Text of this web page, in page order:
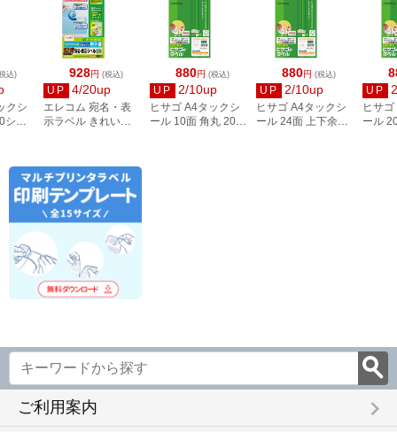
928円 (税込)
UP 4/20up
エレコム 宛名・表
示ラベル きれい貼
880円 (税込)
UP 2/10up
ヒサゴ A4タックシ
ール 10面 角丸 20シ
880円 (税込)
UP 2/10up
ヒサゴ A4タックシ
ール 24面 上下余白
UP
ヒサ
ール
込)
クシ
ー
ご利用案内 keyboard_arrow_right